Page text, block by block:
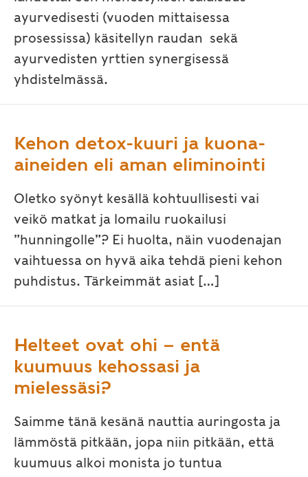
ayurvedisesti (vuoden mittaisessa
prosessissa) käsitellyn raudan sekä
ayurvedisten yrttien synergisessä
yhdistelmässä.
Kehon detox-kuuri ja kuona-
aineiden eli aman eliminointi
Oletko syönyt kesällä kohtuullisesti vai
veikö matkat ja lomailu ruokailusi
”hunningolle”? Ei huolta, näin vuodenajan
vaihtuessa on hyvä aika tehdä pieni kehon
puhdistus. Tärkeimmät asiat […]
Helteet ovat ohi – entä
kuumuus kehossasi ja
mielessäsi?
Saimme tänä kesänä nauttia auringosta ja
lämmöstä pitkään, jopa niin pitkään, että
kuumuus alkoi monista jo tuntua